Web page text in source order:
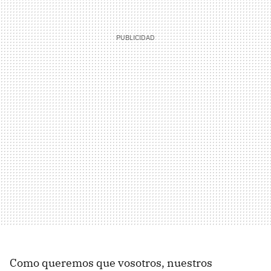
Como queremos que vosotros, nuestros